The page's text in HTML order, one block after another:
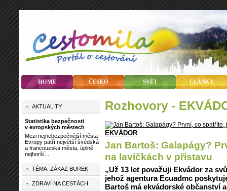
HOME ČESKO SVĚT ČLÁNKY
rozhovory -
EKVÁDOR
Jan Bartoš: Galapágy?
na lavičkách v přístavu
„Už 13 let považuji Ekvádor za
jehož agentura Ecuadmc
Bartoš má ekvádorské občanství
AKTUALITY
Statistika bezpečnosti
v evropských městech
Mezi nejnebezpečnější města
Evropy patří největší švédská
a francouzská města, úplně
nejhorší...
TÉMA: ZÁKAZ BUREK
ZDRAVÍ NA CESTÁCH